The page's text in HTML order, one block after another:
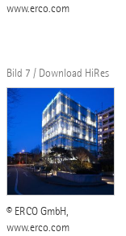
www.erco.com
Bild 7 / Download HiRes
© ERCO GmbH,
www.erco.com